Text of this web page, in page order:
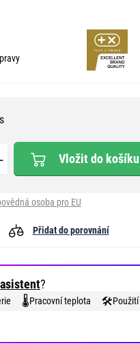
Vložit do košíku
osoba pro EU
Přidat do porovnání
?
🌡️Pracovní teplota 🛠️